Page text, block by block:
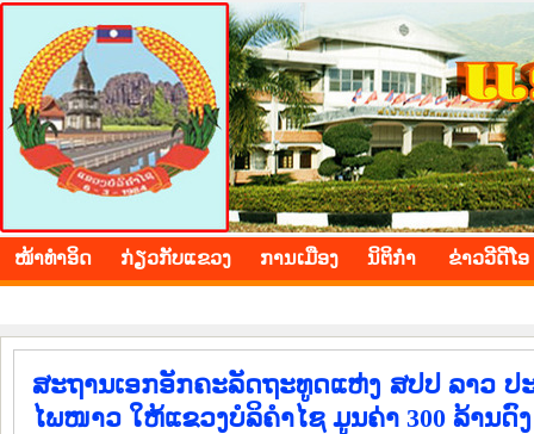
BOLIKHAMXAY PROVINCE
ໜ້າ​ທຳ​ອິດ ​ກ່ຽວ​ກັບ​ແຂວງ ​ການ​ເມືອງ ນິ​ຕິ​ກຳ ຂ່າວ​ວີ​ດີ​ໂອ
ສະຖານເອກອັກຄະລັດຖະທູດແຫ່ງ ສປປ ລາວ
ໄພໜາວ ໃຫ້ແຂວງບໍລິຄຳໄຊ ມູນຄ່າ 300 ລ້ານດົງ